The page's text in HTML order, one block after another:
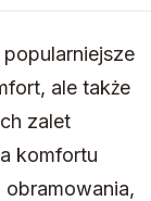
ale także
zalet
komfortu